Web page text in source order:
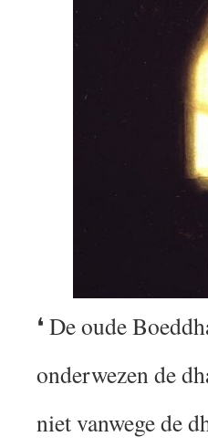
❛ De oude
onderwezen de
niet vanwege de